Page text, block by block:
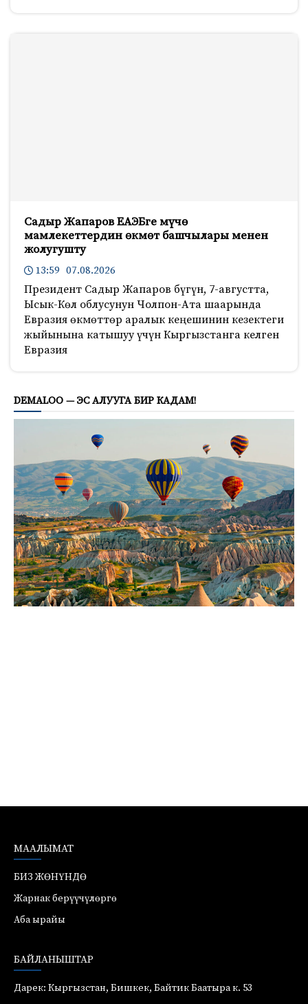
Садыр Жапаров ЕАЭБге мүчө
мамлекеттердин өкмөт башчылары менен
жолугушту
13:59 07.08.2026
Президент Садыр Жапаров бүгүн, 7-августта,
Ысык-Көл облусунун Чолпон-Ата шаарында
Евразия өкмөттөр аралык кеңешинин кезектеги
жыйынына катышуу үчүн Кыргызстанга келген
Евразия
DEMALOO — ЭС АЛУУГА БИР КАДАМ!
МААЛЫМАТ
БИЗ ЖӨНҮНДӨ
Жарнак берүүчүлөргө
Аба ырайы
БАЙЛАНЫШТАР
Дарек: Кыргызстан, Бишкек, Байтик Баатыра к. 53